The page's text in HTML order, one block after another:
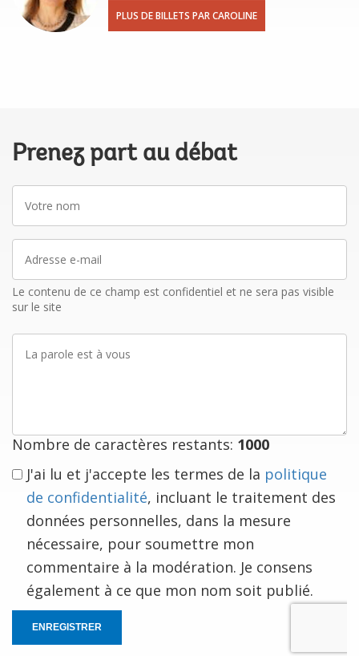
PLUS DE BILLETS PAR ​CAROLINE
Prenez part au débat
Votre
nom
Adresse
mail
Le contenu de ce champ est confidentiel et ne sera pas visible
sur le site
La
parole
Nombre de caractères restants: 1000
J'ai lu et j'accepte les termes de la politique
de confidentialité, incluant le traitement des
données personnelles, dans la mesure
nécessaire, pour soumettre mon
commentaire à la modération. Je consens
également à ce que mon nom soit publié.
ENREGISTRER